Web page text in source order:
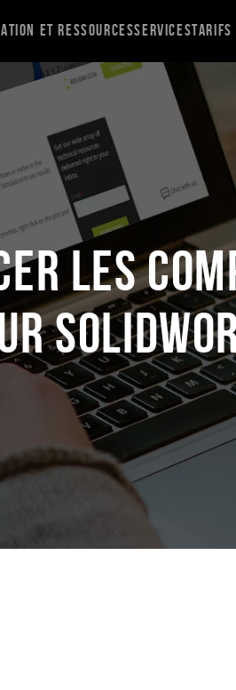
et ressourcesServicesTarifs
les